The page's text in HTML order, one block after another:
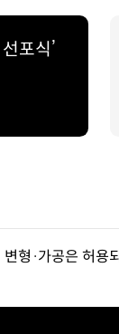
포식’
형·가공은 허